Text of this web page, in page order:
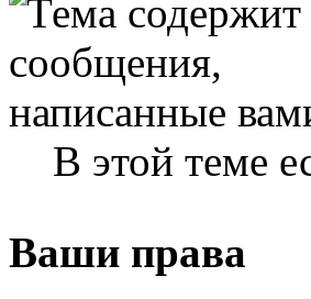
В этой теме
Ваши права